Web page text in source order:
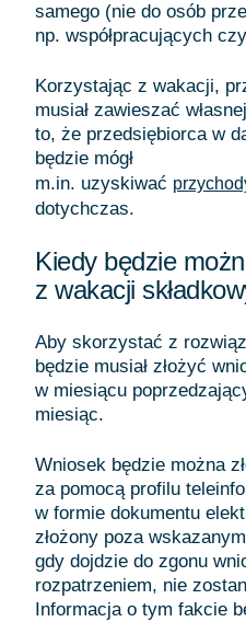
samego (nie do osób
np. współpracujących
Korzystając z wakacji,
musiał zawieszać
to, że przedsiębiorca w
będzie mógł
m.in. uzyskiwać
dotychczas.
Kiedy będzie
z wakacji
Aby skorzystać z
będzie musiał złożyć
w miesiącu
miesiąc.
Wniosek będzie można
za pomocą profilu
w formie dokumentu
złożony poza
gdy dojdzie do zgonu
rozpatrzeniem, nie
Informacja o tym fakcie